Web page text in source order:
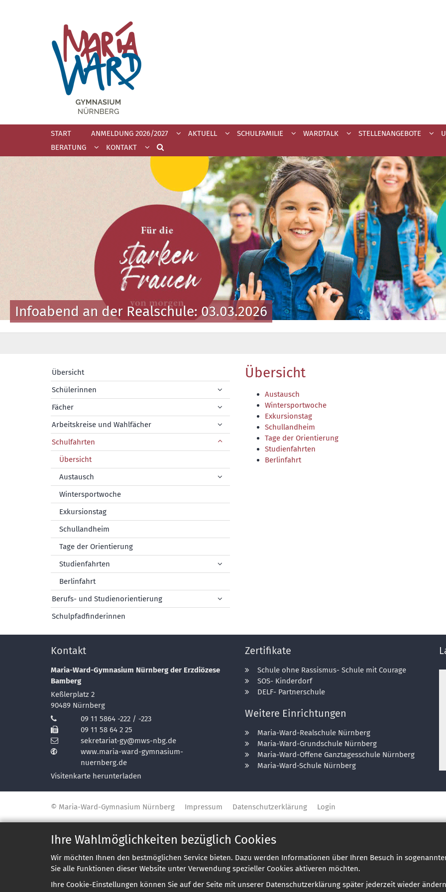
Ihre Wahlmöglichkeiten bezüglich Cookies
Wir möchten Ihnen den bestmöglichen Service bieten. Dazu werden Informationen über Ihren Besuch in
Sie alle Funktionen dieser Website unter Verwendung spezieller Cookies aktiveren möchten.
Ihre Cookie-Einstellungen können Sie auf der Seite mit unserer Datenschutzerklärung später jederzeit wieder
START ANMELDUNG 2026/2027 AKTUELL SCHULFAMILIE WARDTALK STELLENANGEBOTE
BERATUNG
KONTAKT
Infoabend an der Realschule: 03.03.2026
Übersicht
Austausch
Wintersportwoche
Exkursionstag
Schullandheim
Tage der Orientierung
Studienfahrten
Berlinfahrt
Übersicht
Schülerinnen
Fächer
Arbeitskreise und Wahlfächer
Schulfahrten
Übersicht
Austausch
Wintersportwoche
Exkursionstag
Schullandheim
Tage der Orientierung
Studienfahrten
Berlinfahrt
Berufs- und Studienorientierung
Schulpfadfinderinnen
Kontakt
Maria-Ward-Gymnasium Nürnberg der Erzdiözese
Bamberg
Keßlerplatz 2
90489 Nürnberg
09 11 5864 -222 / -223
09 11 58 64 2 25
sekretariat-gy@mws-nbg.de
www.maria-ward-gymnasium-
nuernberg.de
Visitenkarte herunterladen
Zertifikate
Schule ohne Rassismus- Schule mit Courage
SOS- Kinderdorf
DELF- Partnerschule
Weitere Einrichtungen
Maria-Ward-Realschule Nürnberg
Maria-Ward-Grundschule Nürnberg
Maria-Ward-Offene Ganztagesschule Nürnberg
Maria-Ward-Schule Nürnberg
© Maria-Ward-Gymnasium Nürnberg Impressum Datenschutzerklärung Login